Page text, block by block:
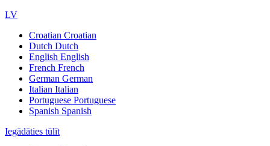
LV
Croatian Croatian
Dutch Dutch
English English
French French
German German
Italian Italian
Portuguese Portuguese
Spanish Spanish
Iegādāties tūlīt